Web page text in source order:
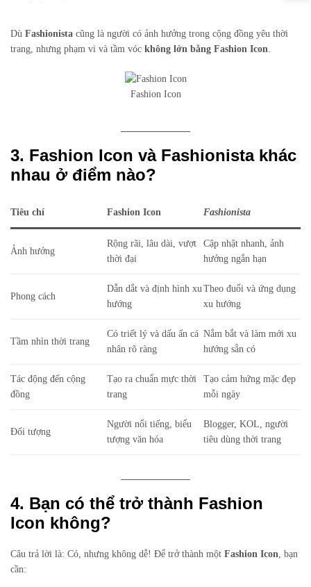
Dù Fashionista cũng là người có ảnh hưởng trong cộng đồng yêu thời
trang, nhưng phạm vi và tầm vóc không lớn bằng Fashion Icon
Fashion Icon
3. Fashion Icon và Fashionista khác
nhau ở điểm nào?
Tiêu chí Fashion Icon Fashionista
Ảnh hưởng
Rộng rãi, lâu dài, vượt
thời đại
Cập nhật nhanh, ảnh
hưởng ngắn hạn
Phong cách
Dẫn dắt và định hình xu
hướng
Theo đuổi và ứng dụng
xu hướng
Tầm nhìn thời trang
Có triết lý và dấu ấn cá
nhân rõ ràng
Nắm bắt và làm mới xu
hướng sẵn có
Tác động đến cộng
đồng
Tạo ra chuẩn mực thời
trang
Tạo cảm hứng mặc đẹp
mỗi ngày
Đối tượng
Người nổi tiếng, biểu
tượng văn hóa
Blogger, KOL, người
tiêu dùng thời trang
4. Bạn có thể trở thành Fashion
Icon không?
Câu trả lời là: Có, nhưng không dễ! Để trở thành một Fashion Icon, bạn
cần: